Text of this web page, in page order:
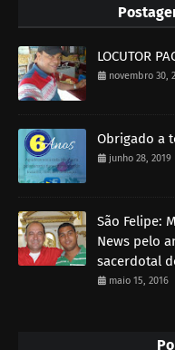
LOCUTOR
novembro 30,
Obrigado a
junho 28, 2019
São Felipe:
News pelo
sacerdotal
maio 15, 2016